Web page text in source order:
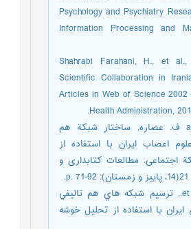
Psychology and Psychiatry
Information Processing and
27. Shahrabi Farahani, H., et
Scientific Collaboration in
Articles in Web of Science
Health Administration,
28. باجی, ف. and ف. عصاره, ساختار شبکة هم
اعصاب ایران با استفاده از
اجتماعی. مطالعات کتابداری و
29. حامد, ب., et al., ترسيم شبكه هاي هم تاليفي
با استفاده از تحليل خوشه